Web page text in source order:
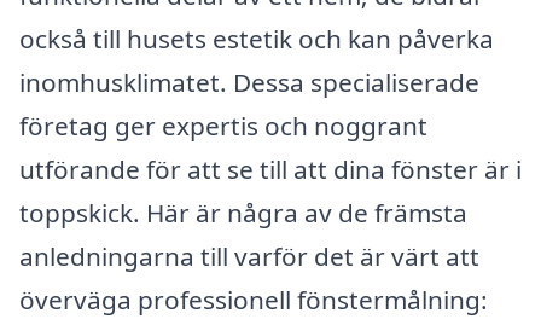
också till husets estetik och kan påverka
inomhusklimatet. Dessa specialiserade
företag ger expertis och noggrant
utförande för att se till att dina fönster är i
toppskick. Här är några av de främsta
anledningarna till varför det är värt att
överväga professionell fönstermålning: